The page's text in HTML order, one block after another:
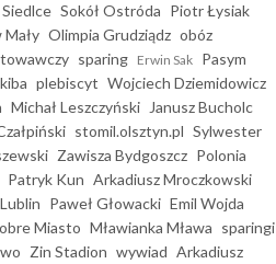
Sokół Ostróda Piotr Łysiak
Olimpia Grudziądz obóz
sparing Erwin Sak Pasym
plebiscyt Wojciech Dziemidowicz
Michał Leszczyński
Janusz Bucholc
stomil.olsztyn.pl Sylwester
Zawisza Bydgoszcz Polonia
Patryk Kun Arkadiusz Mroczkowski
Paweł Głowacki Emil Wojda
Miasto Mławianka Mława sparingi
Zin Stadion wywiad Arkadiusz